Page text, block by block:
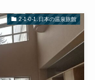
2-1-0-1.日本の温泉旅館